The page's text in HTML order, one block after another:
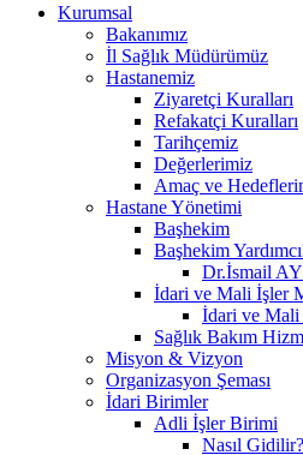
Kurumsal
Bakanımız
İl Sağlık Müdürümüz
Hastanemiz
Ziyaretçi Kuralları
Refakatçi Kuralları
Tarihçemiz
Değerlerimiz
Amaç ve
Hastane Yönetimi
Başhekim
Başhekim
Dr.İsmail
İdari ve Mali İşler
İdari ve Mali
Sağlık Bakım
Misyon & Vizyon
Organizasyon Şeması
İdari Birimler
Adli İşler Birimi
Nasıl Gidilir?